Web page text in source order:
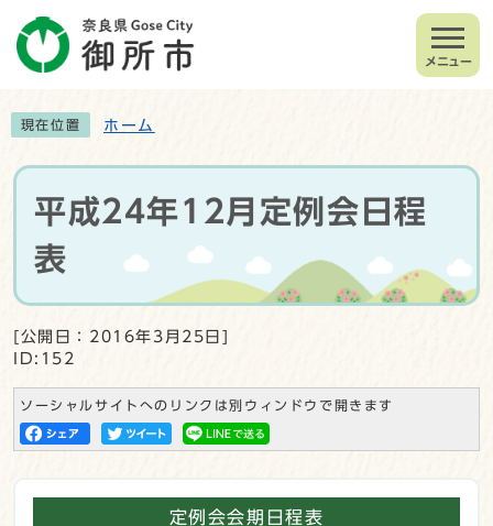
メニュー
現在位置 ホーム
平成24年12月定例会日程
表
[公開日：2016年3月25日]
ID:152
ソーシャルサイトへのリンクは別ウィンドウで開きます
定例会会期日程表